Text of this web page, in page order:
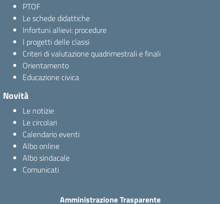
PTOF
Le schede didattiche
Infortuni allievi: procedure
I progetti delle classi
Criteri di valutazione quadrimestrali e finali
Orientamento
Educazione civica
Novità
Le notizie
Le circolari
Calendario eventi
Albo online
Albo sindacale
Comunicati
Amministrazione Trasparente